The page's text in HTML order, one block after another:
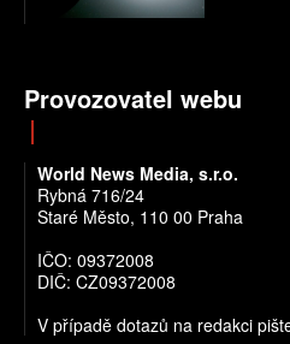
Provozovatel webu
World News Media, s.r.o.
Rybná 716/24
Staré Město, 110 00 Praha
IČO: 09372008
DIČ: CZ09372008
V případě dotazů na redakci